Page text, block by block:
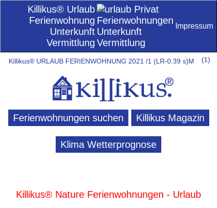
Killikus® Urlaub
Ferienwohnung
Unterkunft
Vermittlung
Impressum
(1)
Killikus® URLAUB FERIENWOHNUNG 2021 /1 (LR-0.39 s)M
Ferienwohnungen suchen Killikus Magazin
Klima Wetterprognose
Killikus® Nature Ferienwohnungen - Urlaub